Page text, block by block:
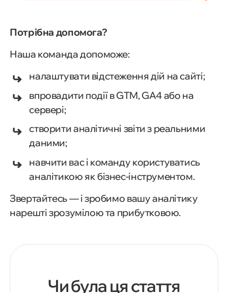
Потрібна допомога?
Наша команда допоможе:
налаштувати відстеження дій на сайті;
впровадити події в GTM, GA4 або на
сервері;
створити аналітичні звіти з реальними
даними;
навчити вас і команду користуватись
аналітикою як бізнес-інструментом.
Звертайтесь — і зробимо вашу аналітику
нарешті зрозумілою та прибутковою.
Чи була ця стаття